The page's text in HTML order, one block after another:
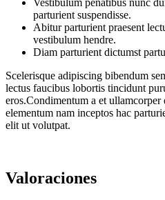
parturient suspendisse.
Abitur parturient praesent
vestibulum hendre.
Diam parturient dictumst
Scelerisque adipiscing bibendum
lectus faucibus lobortis tincidunt
eros.Condimentum a et ullamcorper
elementum nam inceptos hac
elit ut volutpat.
Valoraciones